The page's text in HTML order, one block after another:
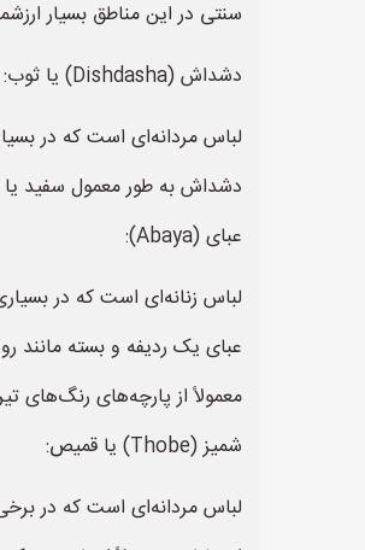
سنتی در این مناطق بسیار
دشداش (Dishdasha) یا ثوب:
لباس مردانه‌ای است که در
دشداش به طور معمول سفید
عبای (Abaya):
لباس زنانه‌ای است که در
عبای یک ردیفه و بسته
معمولاً از پارچه‌های رنگ‌های
شمیز (Thobe) یا قمیص:
لباس مردانه‌ای است که در